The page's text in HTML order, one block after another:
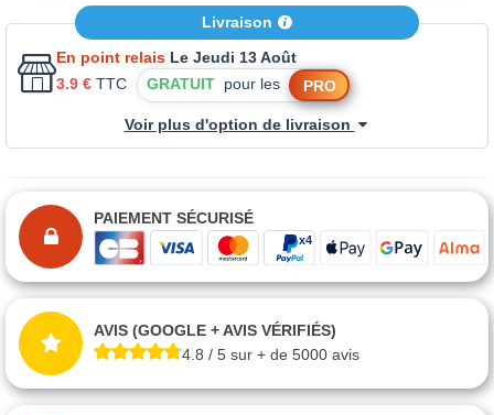
Livraison
En point relais Le Jeudi 13 Août
3.9 € TTC GRATUIT pour les PRO
Voir plus d'option de livraison
PAIEMENT SÉCURISÉ
AVIS (GOOGLE + AVIS VÉRIFIÉS)
4.8 / 5 sur + de 5000 avis